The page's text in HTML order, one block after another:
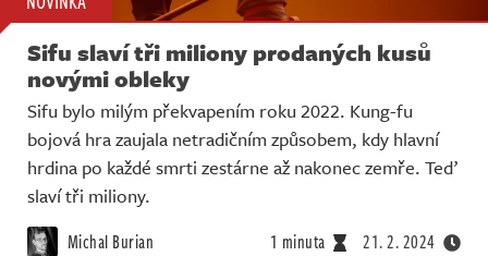
Sifu slaví tři miliony prodaných kusů
novými obleky
Sifu bylo milým překvapením roku 2022. Kung-fu
bojová hra zaujala netradičním způsobem, kdy hlavní
hrdina po každé smrti zestárne až nakonec zemře. Teď
slaví tři miliony.
Michal Burian 1 minuta 21. 2. 2024